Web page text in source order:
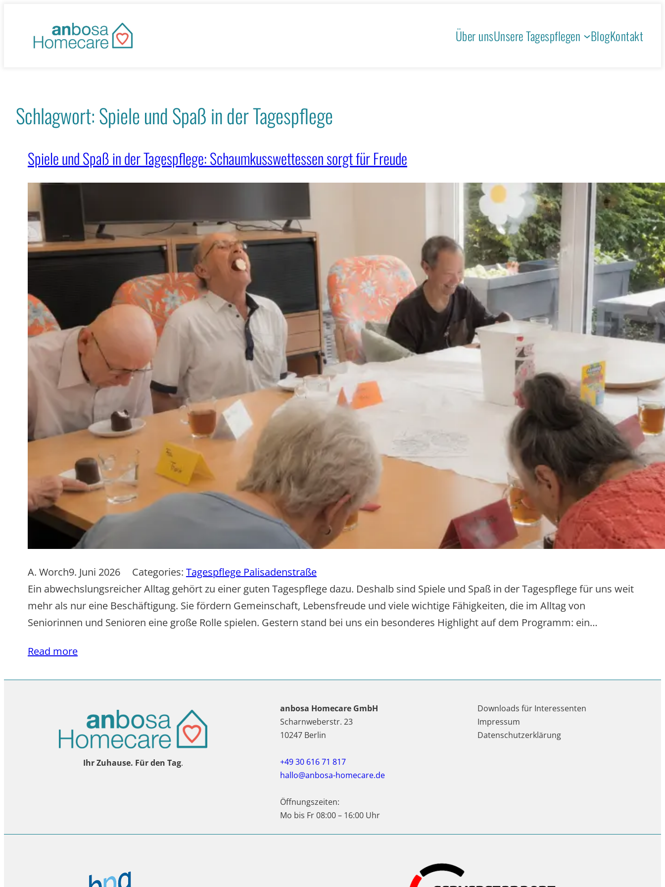
springen
Über unsUnsere Tagespflegen BlogKontakt
Schlagwort:Spiele und Spaß in der Tagespflege
Spiele und Spaß in der Tagespflege: Schaumkusswettessen sorgt für Freude
A. Worch9. Juni 2026 Categories: Tagespflege Palisadenstraße
Ein abwechslungsreicher Alltag gehört zu einer guten Tagespflege dazu. Deshalb sind Spiele und Spaß in der Tagespflege für uns weit
mehr als nur eine Beschäftigung. Sie fördern Gemeinschaft, Lebensfreude und viele wichtige Fähigkeiten, die im Alltag von
Seniorinnen und Senioren eine große Rolle spielen. Gestern stand bei uns ein besonderes Highlight auf dem Programm: ein…
Read more
Ihr Zuhause. Für den Tag.
anbosa Homecare GmbH
Scharnweberstr. 23
10247 Berlin
+49 30 616 71 817
hallo@anbosa-homecare.de
Öffnungszeiten:
Mo bis Fr 08:00 – 16:00 Uhr
Downloads für Interessenten
Impressum
Datenschutzerklärung